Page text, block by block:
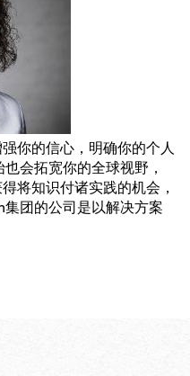
你的信心，明确你的个人
会拓宽你的全球视野，
将知识付诸实践的机会，
团的公司是以解决方案